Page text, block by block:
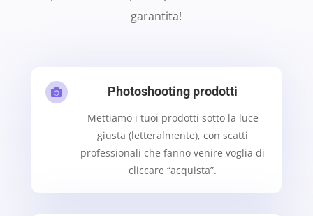
garantita!
 Photoshooting prodotti
Mettiamo i tuoi prodotti sotto la luce
giusta (letteralmente), con scatti
professionali che fanno venire voglia di
cliccare “acquista”.